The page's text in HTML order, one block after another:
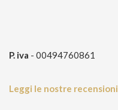
P. iva - 00494760861
Leggi le nostre recensioni